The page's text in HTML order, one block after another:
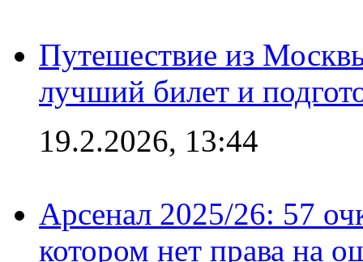
Путешествие из
лучший билет и
19.2.2026, 13:44
Арсенал 2025/26: 57
котором нет права на